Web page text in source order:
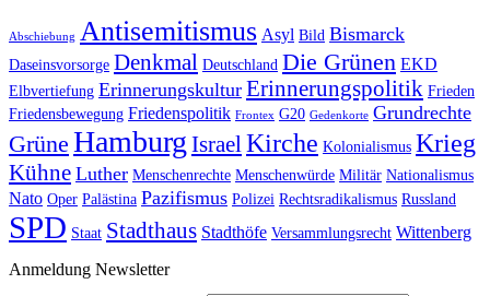
Abschiebung Antisemitismus Asyl Bild Bismarck
Daseinsvorsorge Denkmal Deutschland Die Grünen EKD
Elbvertiefung Erinnerungskultur Erinnerungspolitik Frieden
Friedensbewegung Friedenspolitik Frontex G20 Gedenkorte Grundrechte
Grüne Hamburg IsraelKirche Kolonialismus Krieg
Kühne Luther Menschenrechte Menschenwürde Militär Nationalismus
Nato Oper Palästina Pazifismus Polizei Rechtsradikalismus Russland
SPD Staat Stadthaus Stadthöfe Versammlungsrecht Wittenberg
Anmeldung Newsletter